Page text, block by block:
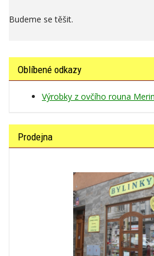
nebo tel. č.
Budeme se těšit.
Oblíbené odkazy
Výrobky z ovčího rouna
Prodejna